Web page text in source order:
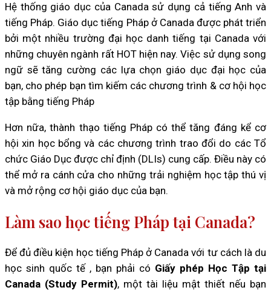
Hệ thống giáo dục của Canada sử dụng cả tiếng Anh và
tiếng Pháp. Giáo dục tiếng Pháp ở Canada được phát triển
bởi một nhiều trường đại học danh tiếng tại Canada với
những chuyên ngành rất HOT hiện nay. Việc sử dụng song
ngữ sẽ tăng cường các lựa chọn giáo dục đại học của
bạn, cho phép bạn tìm kiếm các chương trình & cơ hội học
tập bằng tiếng Pháp
Hơn nữa, thành thạo tiếng Pháp có thể tăng đáng kể cơ
hội xin học bổng và các chương trình trao đổi do các Tổ
chức Giáo Dục được chỉ định (DLIs) cung cấp. Điều này có
thể mở ra cánh cửa cho những trải nghiệm học tập thú vị
và mở rộng cơ hội giáo dục của bạn.
Làm sao học tiếng Pháp tại Canada?
Để đủ điều kiện học tiếng Pháp ở Canada với tư cách là du
học sinh quốc tế , bạn phải có Giấy phép Học Tập tại
Canada (Study Permit), một tài liệu mật thiết nếu bạn